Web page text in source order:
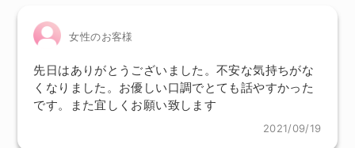
女性のお客様
先日はありがとうございました。不安な気持ちがな
くなりました。お優しい口調でとても話やすかった
です。また宜しくお願い致します
2021/09/19